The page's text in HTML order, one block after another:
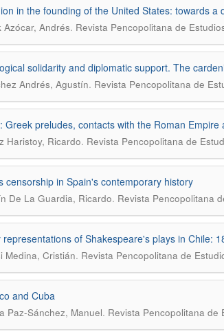
in the founding of the United States: towards a
Azócar, Andrés. Revista Pencopolitana de
solidarity and diplomatic support. The
Andrés, Agustín. Revista Pencopolitana de
Greek preludes, contacts with the Roman Empire
Haristoy, Ricardo. Revista Pencopolitana de
censorship in Spain's contemporary history
De La Guardia, Ricardo. Revista Pencopolitana
representations of Shakespeare's plays in Chile:
Medina, Cristián. Revista Pencopolitana de
and Cuba
Paz-Sánchez, Manuel. Revista Pencopolitana de